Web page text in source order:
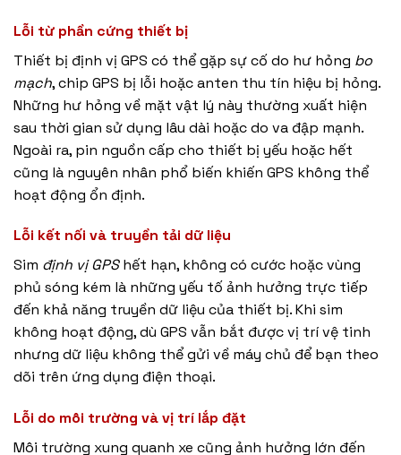
Lỗi từ phần cứng thiết bị
Thiết bị định vị GPS có thể gặp sự cố do hư hỏng bo
mạch, chip GPS bị lỗi hoặc anten thu tín hiệu bị hỏng.
Những hư hỏng về mặt vật lý này thường xuất hiện
sau thời gian sử dụng lâu dài hoặc do va đập mạnh.
Ngoài ra, pin nguồn cấp cho thiết bị yếu hoặc hết
cũng là nguyên nhân phổ biến khiến GPS không thể
hoạt động ổn định.
Lỗi kết nối và truyền tải dữ liệu
Sim định vị GPShết hạn, không có cước hoặc vùng
phủ sóng kém là những yếu tố ảnh hưởng trực tiếp
đến khả năng truyền dữ liệu của thiết bị. Khi sim
không hoạt động, dù GPS vẫn bắt được vị trí vệ tinh
nhưng dữ liệu không thể gửi về máy chủ để bạn theo
dõi trên ứng dụng điện thoại.
Lỗi do môi trường và vị trí lắp đặt
Môi trường xung quanh xe cũng ảnh hưởng lớn đến